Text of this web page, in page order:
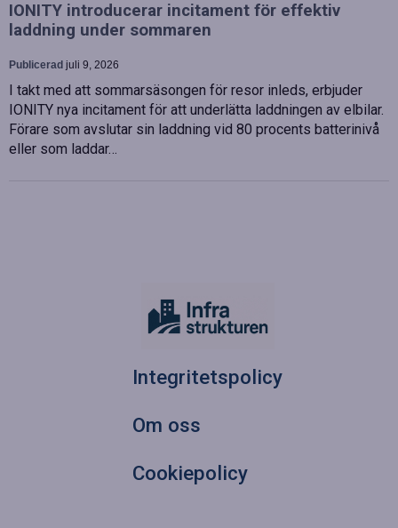
IONITY introducerar incitament för effektiv
laddning under sommaren
Publicerad juli 9, 2026
I takt med att sommarsäsongen för resor inleds, erbjuder
IONITY nya incitament för att underlätta laddningen av elbilar.
Förare som avslutar sin laddning vid 80 procents batterinivå
eller som laddar…
Integritetspolicy
Om oss
Cookiepolicy